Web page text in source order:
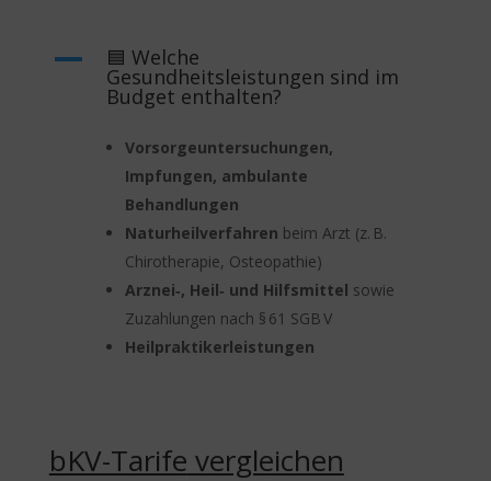
A 🟦 Welche
Gesundheitsleistungen sind im
Budget enthalten?
Vorsorgeuntersuchungen,
Impfungen, ambulante
Behandlungen
Naturheilverfahren beim Arzt (z. B.
Chirotherapie, Osteopathie)
Arznei‑, Heil‑ und Hilfsmittel sowie
Zuzahlungen nach § 61 SGB V
Heilpraktikerleistungen
bKV-Tarife vergleichen